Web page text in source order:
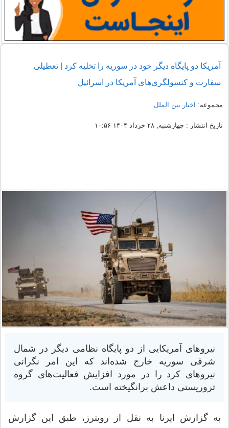
آمریکا دو پایگاه دیگر خود در سوریه را تخلیه کرد | تعطیلی
سفارت و کنسولگری‌های آمریکا در اسرائیل
مجموعه: اخبار بین الملل
تاریخ انتشار : چهارشنبه, ۲۸ خرداد ۱۴۰۴ ۱۰:۵۶
نیروهای آمریکایی از دو پایگاه نظامی دیگر در شمال
شرقی سوریه خارج شده‌اند که این امر نگرانی
نیروهای کرد را در مورد افزایش فعالیت‌های گروه
تروریستی داعش برانگیخته است.
به گزارش ایرنا به نقل از رویترز، طبق این گزارش